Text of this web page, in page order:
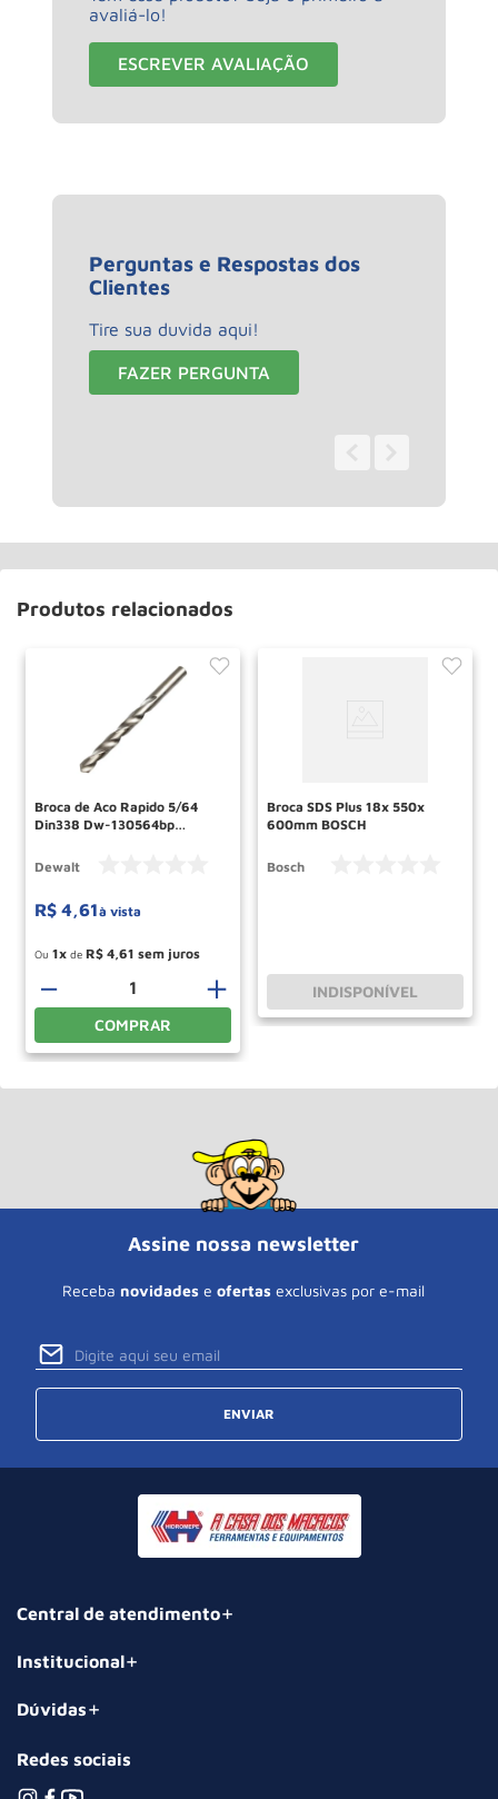
avaliá-lo!
ESCREVER AVALIAÇÃO
Perguntas e Respostas dos
Clientes
Tire sua duvida aqui!
FAZER PERGUNTA
Produtos relacionados
Broca de Aco Rapido 5/64
Din338 Dw-130564bp
Dewalt
R$ 4,61à vista
Ou 1 de R$ 4,61
＋
－
COMPRAR
Broca SDS Plus 18x 550x
600mm BOSCH
Bosch
INDISPONÍVEL
Assine nossa newsletter
Receba novidades e ofertas exclusivas por e-mail
ENVIAR
Central de atendimento
Institucional
Dúvidas
Redes sociais